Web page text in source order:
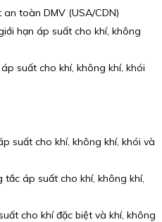
toàn DMV (USA/CDN)
hạn áp suất cho khí, không
suất cho khí, không khí, khói
suất cho khí, không khí, khói và
tắc áp suất cho khí, không khí,
cho khí đặc biệt và khí, không